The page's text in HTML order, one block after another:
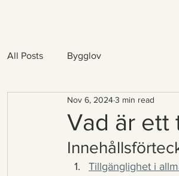
All Posts Bygglov
Vad är ett
Nov 6, 20243 min read
Tillgänglighet i